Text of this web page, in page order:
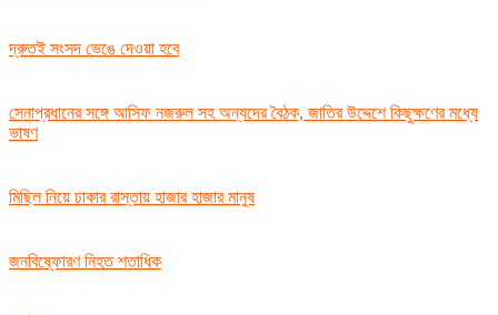
দ্রুতই সংসদ ভেঙে দেওয়া হবে
সেনাপ্রধানের সঙ্গে আসিফ নজরুল সহ অন্যদের বৈঠক, জাতির উদ্দেশে কিছুক্ষণের মধ্যে
ভাষণ
মিছিল নিয়ে ঢাকার রাস্তায় হাজার হাজার মানুষ
জনবিষ্ফোরণ নিহত শতাধিক